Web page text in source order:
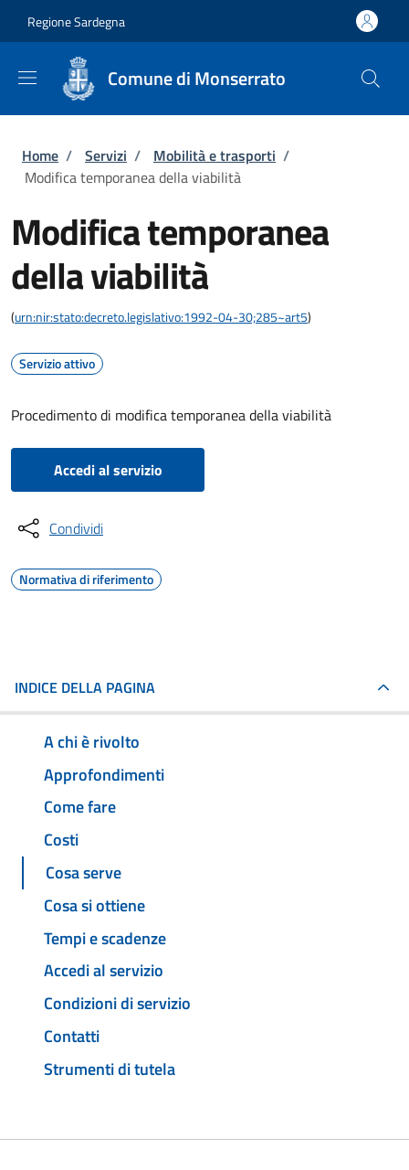
Regione Sardegna
Comune di Monserrato
Briciole di pane
Home / Servizi / Mobilità e trasporti /
Modifica temporanea della viabilità
Modifica temporanea
della viabilità
(urn:nir:stato:decreto.legislativo:1992-04-30;285~art5)
Servizio attivo
Procedimento di modifica temporanea della viabilità
Accedi al servizio
Condividi
Normativa di riferimento
INDICE DELLA PAGINA
A chi è rivolto
Approfondimenti
Come fare
Costi
Cosa serve
Cosa si ottiene
Tempi e scadenze
Accedi al servizio
Condizioni di servizio
Contatti
Strumenti di tutela